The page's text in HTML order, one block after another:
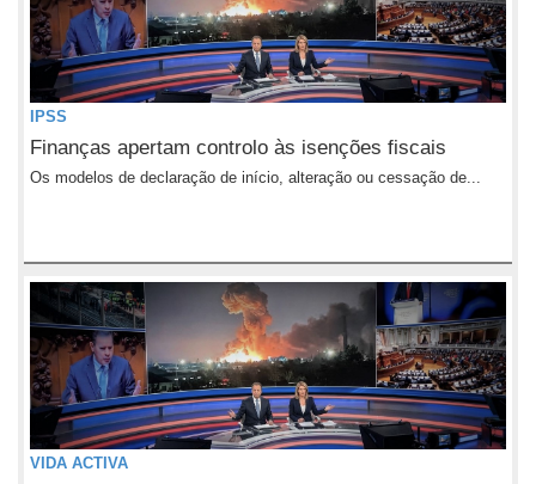
IPSS
Finanças apertam controlo às isenções fiscais
Os modelos de declaração de início, alteração ou cessação de...
VIDA ACTIVA